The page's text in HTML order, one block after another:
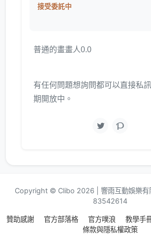
接受委託中
普通的畫畫人0.0
有任何問題想詢問都可以直接私
期開放中。
Copyright © Clibo 2026 | 響雨互動娛樂有
83542614
贊助感謝 官方部落格 官方噗浪 教學手
條款與隱私權政策